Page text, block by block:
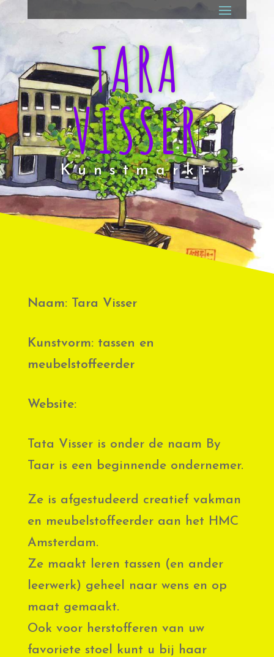
TARA
VISSER
Kunstmarkt
Naam: Tara Visser
Kunstvorm: tassen en
meubelstoffeerder
Website:
Tata Visser is onder de naam By
Taar is een beginnende ondernemer.
Ze is afgestudeerd creatief vakman
en meubelstoffeerder aan het HMC
Amsterdam.
Ze maakt leren tassen (en ander
leerwerk) geheel naar wens en op
maat gemaakt.
Ook voor herstofferen van uw
favoriete stoel kunt u bij haar